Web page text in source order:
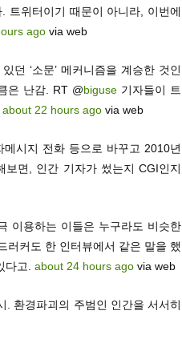
트위터이기 때문이 아니라, 이번에
agovia web
던 ‘소문’ 메커니즘을 계승한 것인
은 난감. RT @biguse기자들이 트
about 22 hours agovia web
메시지 전화 등으로 바꾸고 2010년
면, 인간 기자가 썼는지 CGI인지
이용하는 이들은 누구라도 비슷한
러커도 한 인터뷰에서 같은 말을 했
다고. about 24 hours agovia web
. 환경파괴의 주범인 인간을 서서히